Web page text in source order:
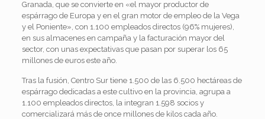
Granada, que se convierte en «el mayor productor de
espárrago de Europa y en el gran motor de empleo de la Vega
y el Poniente», con 1.100 empleados directos (96% mujeres),
en sus almacenes en campaña y la facturación mayor del
sector, con unas expectativas que pasan por superar los 65
millones de euros este año.
Tras la fusión, Centro Sur tiene 1.500 de las 6.500 hectáreas de
espárrago dedicadas a este cultivo en la provincia, agrupa a
1.100 empleados directos, la integran 1.598 socios y
comercializará más de once millones de kilos cada año.